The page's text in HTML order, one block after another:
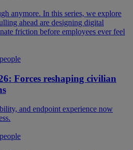
anymore. In this series, we explore
ahead are designing digital
friction before employees ever feel
Forces reshaping civilian
and endpoint experience now